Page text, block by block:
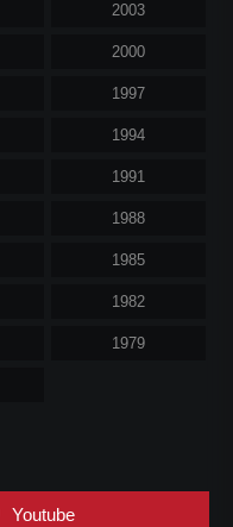
2003
2000
1997
1994
1991
1988
1985
1982
1979
Youtube